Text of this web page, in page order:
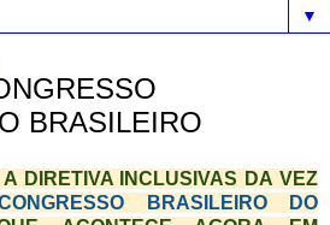
▼
BRASILEIRO
DIRETIVA INCLUSIVAS DA VEZ
BRASILEIRO DO